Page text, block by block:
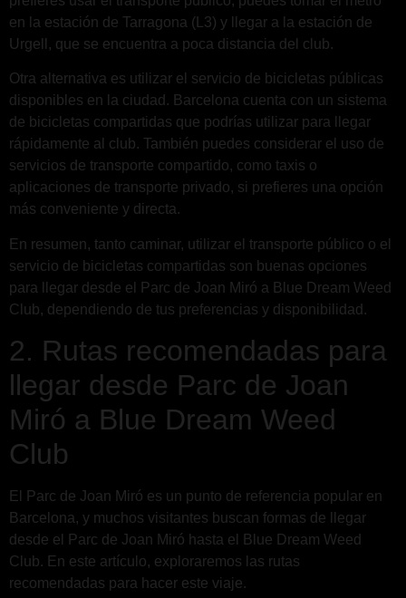
en la estación de Tarragona (L3) y llegar a la estación de
Urgell, que se encuentra a poca distancia del club.
Otra alternativa es utilizar el servicio de bicicletas públicas
disponibles en la ciudad. Barcelona cuenta con un sistema
de bicicletas compartidas que podrías utilizar para llegar
rápidamente al club. También puedes considerar el uso de
servicios de transporte compartido, como taxis o
aplicaciones de transporte privado, si prefieres una opción
más conveniente y directa.
En resumen, tanto caminar, utilizar el transporte público o el
servicio de bicicletas compartidas son buenas opciones
para llegar desde el Parc de Joan Miró a Blue Dream Weed
Club, dependiendo de tus preferencias y disponibilidad.
2. Rutas recomendadas para
llegar desde Parc de Joan
Miró a Blue Dream Weed
Club
El Parc de Joan Miró es un punto de referencia popular en
Barcelona, y muchos visitantes buscan formas de llegar
desde el Parc de Joan Miró hasta el Blue Dream Weed
Club. En este artículo, exploraremos las rutas
recomendadas para hacer este viaje.